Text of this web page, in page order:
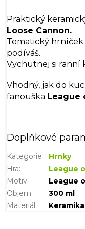
Praktický
Loose Cannon.
Tematický hrníček
podíváš.
Vychutnej si ranní
Vhodný, jak do
fanouška League
Doplňkové
Kategorie:
Hrnky
Hra:
League
Motiv:
League
Objem:
300 ml
Materiál: Keramika